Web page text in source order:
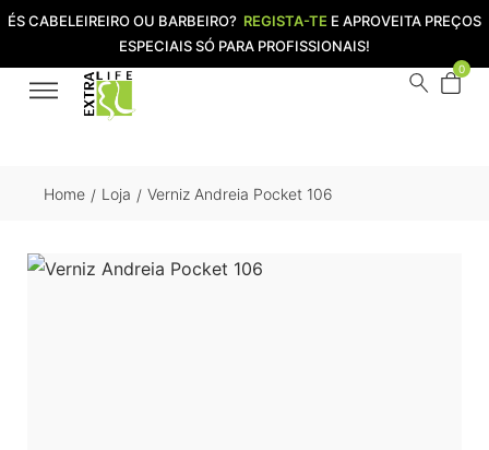
ÉS CABELEIREIRO OU BARBEIRO? REGISTA-TE E APROVEITA PREÇOS
ESPECIAIS SÓ PARA PROFISSIONAIS!
0
Home / Loja / Verniz Andreia Pocket 106